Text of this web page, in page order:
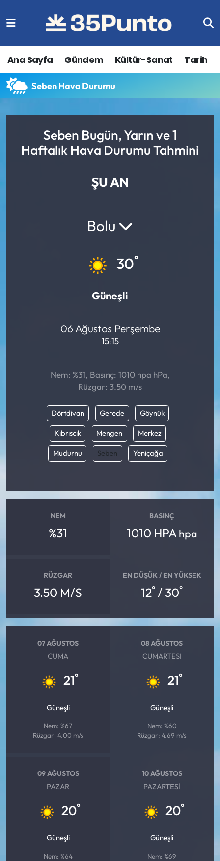
Ana Sayfa Gündem Kültür-Sanat Tarih
Seben Hava Durumu
Seben Bugün, Yarın ve 1
Haftalık Hava Durumu Tahmini
ŞU AN
Bolu
30°
Güneşli
06 Ağustos Perşembe
15:15
Nem: %31, Basınç: 1010 hpa hPa,
Rüzgar: 3.50 m/s
Dörtdivan Gerede Göynük
Kıbrıscık Mengen Merkez
Mudurnu Seben Yeniçağa
NEM
%31
BASINÇ
1010 HPA hpa
RÜZGAR
3.50 M/S
EN DÜŞÜK / EN YÜKSEK
12° / 30°
07 AĞUSTOS
CUMA
21°
Güneşli
Nem: %67
Rüzgar: 4.00 m/s
08 AĞUSTOS
CUMARTESI
21°
Güneşli
Nem: %60
Rüzgar: 4.69 m/s
09 AĞUSTOS
PAZAR
20°
Güneşli
Nem: %64
10 AĞUSTOS
PAZARTESI
20°
Güneşli
Nem: %69